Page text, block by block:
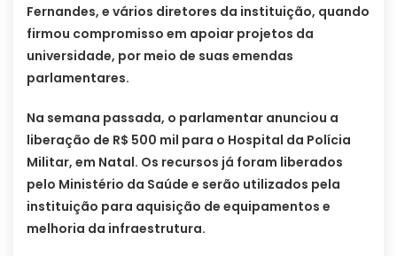
Fernandes, e vários diretores da instituição, quando
firmou compromisso em apoiar projetos da
universidade, por meio de suas emendas
parlamentares.
Na semana passada, o parlamentar anunciou a
liberação de R$ 500 mil para o Hospital da Polícia
Militar, em Natal. Os recursos já foram liberados
pelo Ministério da Saúde e serão utilizados pela
instituição para aquisição de equipamentos e
melhoria da infraestrutura.